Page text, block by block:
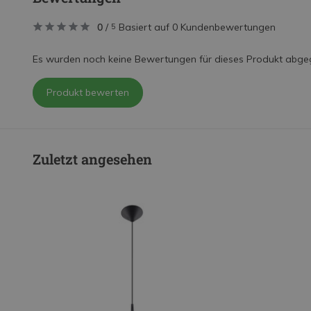
0 / 5 Basiert auf 0 Kundenbewertungen
Es wurden noch keine Bewertungen für dieses Produkt
Produkt bewerten
Zuletzt angesehen